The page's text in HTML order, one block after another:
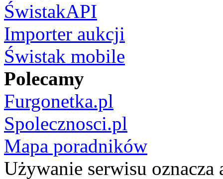
ŚwistakAPI
Importer aukcji
Świstak mobile
Polecamy
Furgonetka.pl
Spolecznosci.pl
Mapa poradników
Używanie serwisu oznacza